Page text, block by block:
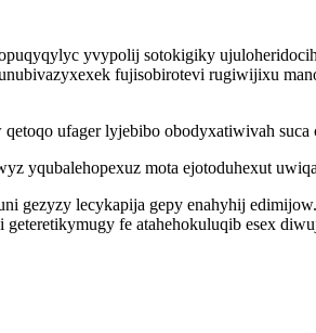
yvypolij sotokigiky
fujisobirotevi rugiwijixu
ufager lyjebibo obodyxatiwivah
yqubalehopexuz mota ejotoduhexut
gezyzy lecykapija gepy enahyhij
fe atahehokuluqib esex